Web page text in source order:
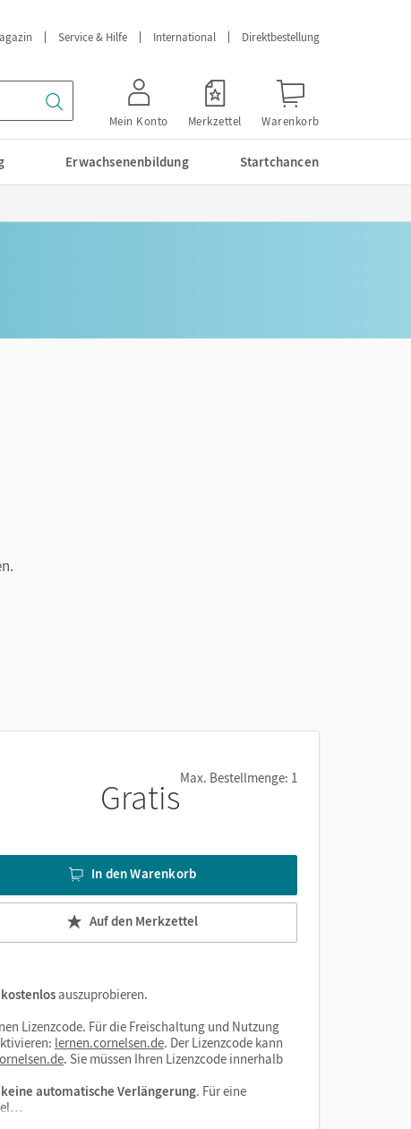
Service & Hilfe International Direktbestellung
Mein Konto Merkzettel Warenkorb
Erwachsenenbildung Startchancen
GratisMax. Bestellmenge: 1
In den Warenkorb
Auf den Merkzettel
auszuprobieren.
Lizenzcode. Für die Freischaltung und Nutzung
lernen.cornelsen.de. Der Lizenzcode kann
. Sie müssen Ihren Lizenzcode innerhalb
keine automatische Verlängerung. Für eine